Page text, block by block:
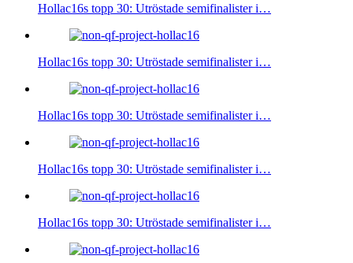
Hollac16s topp 30: Utröstade semifinalister i…
Hollac16s topp 30: Utröstade semifinalister i…
Hollac16s topp 30: Utröstade semifinalister i…
Hollac16s topp 30: Utröstade semifinalister i…
Hollac16s topp 30: Utröstade semifinalister i…